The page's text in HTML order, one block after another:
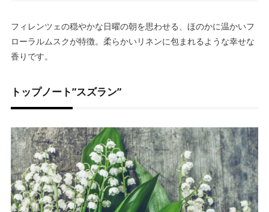
フィレンツェの穏やかな日曜の朝を思わせる、ほのかに温かいフ
ローラルムスクが特徴。柔らかいリネンに包まれるような幸せな
香りです。
トップノート”スズラン”